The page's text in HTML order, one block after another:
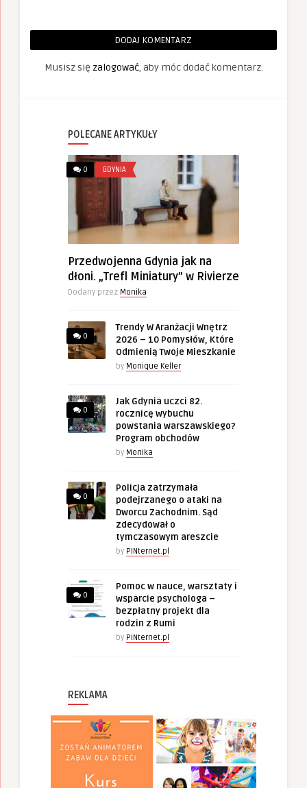
DODAJ KOMENTARZ
Musisz się zalogować, aby móc dodać komentarz.
POLECANE ARTYKUŁY
0 GDYNIA
Przedwojenna Gdynia jak na
dłoni. „Trefl Miniatury” w Rivierze
Dodany przez Monika
0
Trendy W Aranżacji Wnętrz
2026 – 10 Pomysłów, Które
Odmienią Twoje Mieszkanie
by Monique Keller
0
Jak Gdynia uczci 82.
rocznicę wybuchu
powstania warszawskiego?
Program obchodów
by Monika
0
Policja zatrzymała
podejrzanego o ataki na
Dworcu Zachodnim. Sąd
zdecydował o
tymczasowym areszcie
by PINternet.pl
0
Pomoc w nauce, warsztaty i
wsparcie psychologa –
bezpłatny projekt dla
rodzin z Rumi
by PINternet.pl
REKLAMA